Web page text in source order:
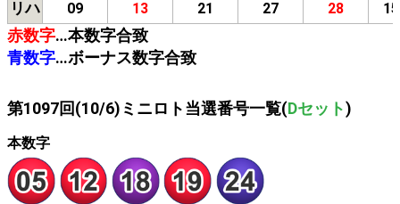
リハ 09 13 21 27 28 15
赤数字…本数字合致
青数字…ボーナス数字合致
第1097回(10/6)ミニロト当選番号一覧(Dセット)
本数字